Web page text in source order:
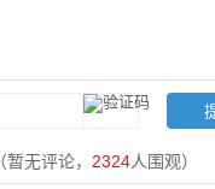
（暂无评论， 2324人围观）